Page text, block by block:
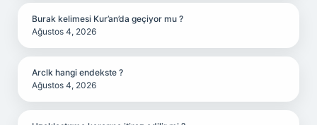
Burak kelimesi Kur’an’da geçiyor mu ?
Ağustos 4, 2026
Arclk hangi endekste ?
Ağustos 4, 2026